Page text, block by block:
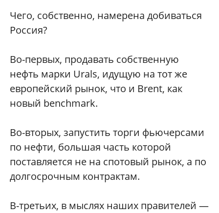
Чего, собственно, намерена добиваться
Россия?
Во-первых, продавать собственную
нефть марки Urals, идущую на тот же
европейский рынок, что и Brent, как
новый benchmark.
Во-вторых, запустить торги фьючерсами
по нефти, большая часть которой
поставляется не на спотовый рынок, а по
долгосрочным контрактам.
В-третьих, в мыслях наших правителей —